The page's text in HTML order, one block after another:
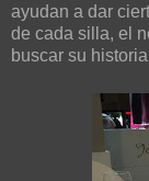
ayudan a dar
de cada silla, el
buscar su